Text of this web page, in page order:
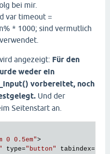
bei mir.
var timeout =
* 1000; sind vermutlich
angezeigt: Für den
weder ein
vorbereitet, noch
Und der
Seitenstart an.
0 0.5em">
type="button" tabindex=